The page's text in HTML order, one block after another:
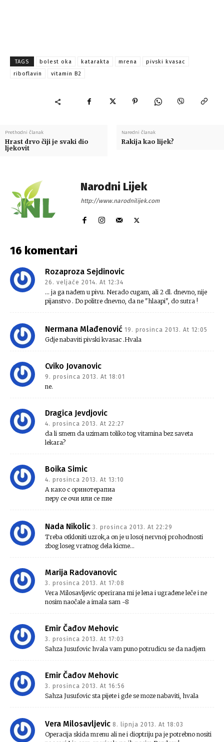
TAGS bolest oka katarakta mrena
pivski kvasac
riboflavin
vitamin B2
Prethodni članak
Hrast drvo čiji je svaki dio
ljekovit
Naredni članak
Rakija kao lijek?
Narodni Lijek
http://www.narodnilijek.com
16 komentari
Rozaproza Sejdinovic
26. veljače 2014. At 12:34
… ja ga nađem u pivu. Nerado cugam, ali 2 dl. dnevno, nije
pijanstvo . Do politre dnevno, da ne "hlaapi", do sutra !
Nermana Mlađenović 19. prosinca 2013. At 12:05
Gdje nabaviti pivski kvasac .Hvala
Cviko Jovanovic
9. prosinca 2013. At 18:01
ne.
Dragica Jevdjovic
4. prosinca 2013. At 22:27
da li smem da uzimam toliko tog vitamina bez saveta
lekara?
Boika Simic
4. prosinca 2013. At 13:10
А како с оринотерапиа
перу се очи или се пие
Nada Nikolic 3. prosinca 2013. At 22:29
Treba otkloniti uzrok,a on je u losoj nervnoj prohodnosti
zbog loseg vratnog dela kicme…
Marija Radovanovic
3. prosinca 2013. At 17:08
Vera Milosavljevic operirana mi je lena i ugrađene leče i ne
nosim naočale a imala sam -8
Emir Čađov Mehovic
3. prosinca 2013. At 17:03
Sahza Jusufovic hvala vam puno potrudicu se da nadjem
Emir Čađov Mehovic
3. prosinca 2013. At 16:56
Sahza Jusufovic sta pijete i gde se moze nabaviti, hvala
Vera Milosavljevic 8. lipnja 2013. At 18:03
Operacija skida mrenu ali ne i dioptriju pa je potrebno nositi